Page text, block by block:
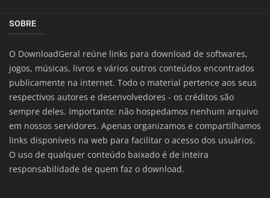
SOBRE
O DownloadGeral reúne links para download de softwares,
jogos, músicas, livros e vários outros conteúdos encontrados
publicamente na internet. Todo o material pertence aos seus
respectivos autores e desenvolvedores - os créditos são
sempre deles. Importante: não hospedamos nenhum arquivo
em nossos servidores. Apenas organizamos e compartilhamos
links disponíveis na web para facilitar o acesso dos usuários.
O uso de qualquer conteúdo baixado é de inteira
responsabilidade de quem faz o download.